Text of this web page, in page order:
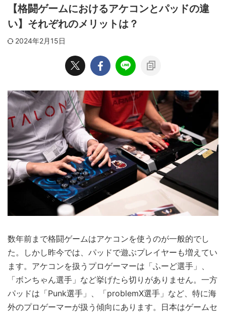
【格闘ゲームにおけるアケコンとパッドの違
い】それぞれのメリットは？
2024年2月15日
数年前まで格闘ゲームはアケコンを使うのが一般的でし
た。しかし昨今では、パッドで遊ぶプレイヤーも増えてい
ます。アケコンを扱うプロゲーマーは「ふーど選手」、
「ボンちゃん選手」など挙げたら切りがありません。一方
パッドは「Punk選手」、「problemX選手」など、特に海
外のプロゲーマーが扱う傾向にあります。日本はゲームセ